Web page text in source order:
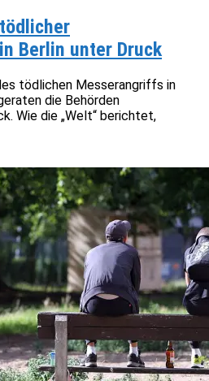
Berlin unter Druck
tödlichen Messerangriffs in
die Behörden
Wie die „Welt“ berichtet,